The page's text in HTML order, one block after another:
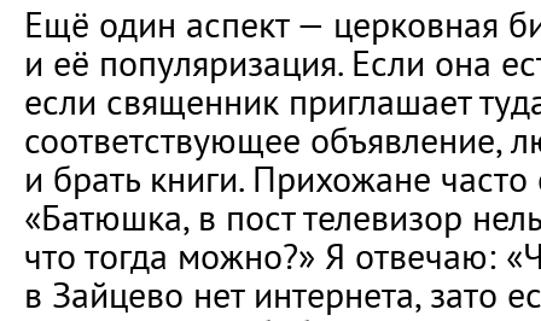
Ещё один аспект — церковная
и её популяризация. Если она
если священник приглашает
соответствующее объявление,
и брать книги. Прихожане
«Батюшка, в пост телевизор
что тогда можно?» Я отвечаю:
в Зайцево нет интернета, зато